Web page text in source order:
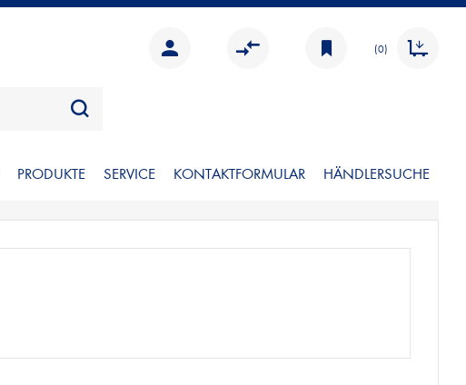
(0)
PRODUKTE SERVICE KONTAKTFORMULAR HÄNDLERSUCHE